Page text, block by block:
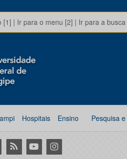
[1] | Ir para o menu [2] | Ir para a busca
Hospitais Ensino Pesquisa
RSS YoutubeInstagram